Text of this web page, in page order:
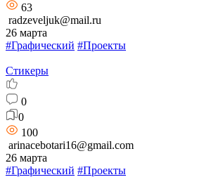
63
radzeveljuk@mail.ru
26 марта
#Графический #Проекты
Стикеры
0
0
100
arinacebotari16@gmail.com
26 марта
#Графический #Проекты